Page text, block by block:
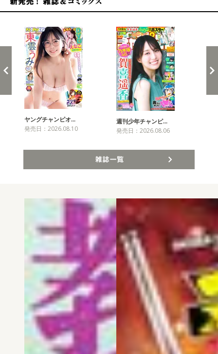
ヤングチャンピオ…
発売日：2026.08.10
週刊少年チャンピ…
発売日：2026.08.06